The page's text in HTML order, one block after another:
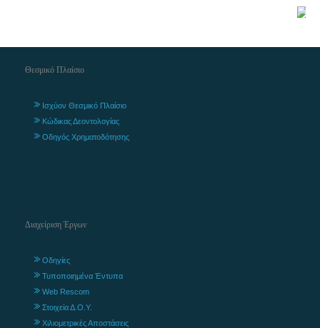
Θεσμικό Πλαίσιο
Ισχύον Θεσμικό Πλαίσιο
Κώδικας Δεοντολογίας
Οδηγός Χρηματοδότησης
Διαχείριση Έργων
Οδηγίες
Τυποποιημένα Έντυπα
Web Rescom
Στοιχεία Δ.Ο.Υ.
Χιλιομετρικές Αποστάσεις